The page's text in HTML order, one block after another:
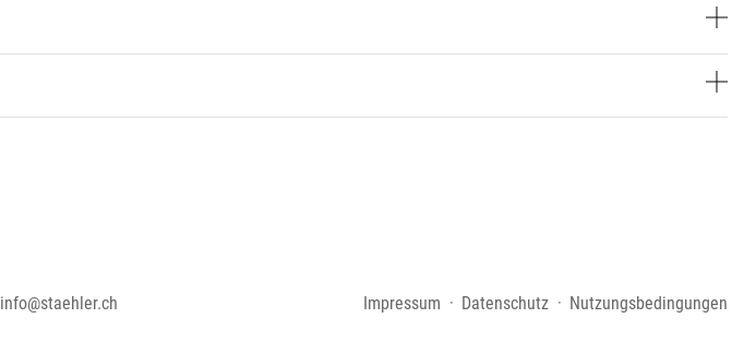
info@staehler.ch Impressum Datenschutz Nutzungsbedingungen